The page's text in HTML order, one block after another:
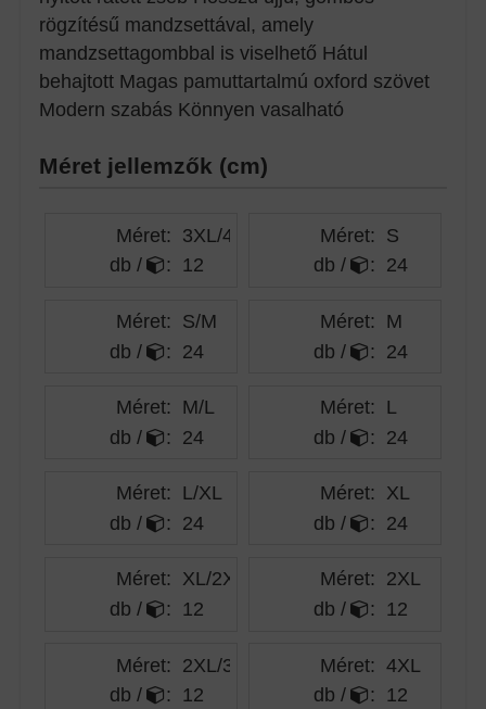
rögzítésű mandzsettával, amely
mandzsettagombbal is viselhető Hátul
behajtott Magas pamuttartalmú oxford szövet
Modern szabás Könnyen vasalható
Méret jellemzők (cm)
Méret: 3XL/4XL
db /
: 12
Méret: S
db /
: 24
Méret: S/M
db /
: 24
Méret: M
db /
: 24
Méret: M/L
db /
: 24
Méret: L
db /
: 24
Méret: L/XL
db /
: 24
Méret: XL
db /
: 24
Méret: XL/2XL
db /
: 12
Méret: 2XL
db /
: 12
Méret: 2XL/3XL
db /
: 12
Méret: 4XL
db /
: 12